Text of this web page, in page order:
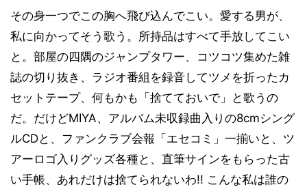
その身一つでこの胸へ飛び込んでこい。愛する男が、
私に向かってそう歌う。所持品はすべて手放してこい
と。部屋の四隅のジャンプタワー、コツコツ集めた雑
誌の切り抜き、ラジオ番組を録音してツメを折ったカ
セットテープ、何もかも「捨てておいで」と歌うの
だ。だけどMIYA、アルバム未収録曲入りの8cmシング
ルCDと、ファンクラブ会報「エセコミ」一揃いと、ツ
アーロゴ入りグッズ各種と、直筆サインをもらった古
い手帳、あれだけは捨てられないわ!! こんな私は誰の